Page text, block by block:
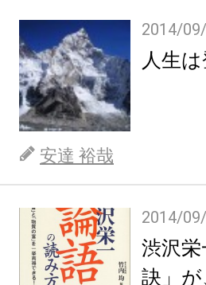
2014/
人生
安達 裕哉
2014/
渋沢
訣」